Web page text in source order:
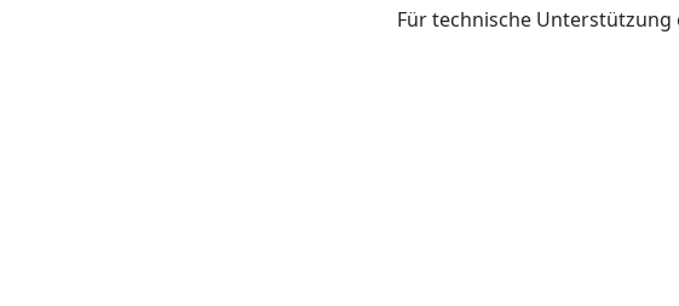
Für technische Unterstützung